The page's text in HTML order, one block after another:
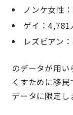
ノンケ女性
ゲイ：4,781
レズビアン
のデータが用
くすために移
データに限定し